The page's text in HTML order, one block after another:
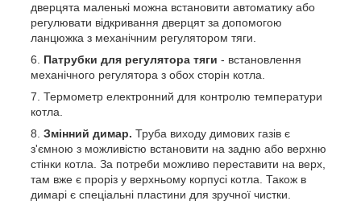
дверцята маленькі можна встановити автоматику або
регулювати відкривання дверцят за допомогою
ланцюжка з механічним регулятором тяги.
Патрубки для регулятора тяги - встановлення
механічного регулятора з обох сторін котла.
Термометр електронний для контролю температури
котла.
Змінний димар. Труба виходу димових газів є
з'ємною з можливістю встановити на задню або верхню
стінки котла. За потреби можливо переставити на верх,
там вже є проріз у верхньому корпусі котла. Також в
димарі є спеціальні пластини для зручної чистки.